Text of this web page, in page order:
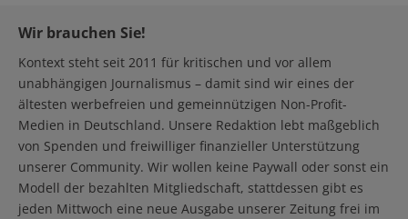
Wir brauchen Sie!
Kontext steht seit 2011 für kritischen und vor allem
unabhängigen Journalismus – damit sind wir eines der
ältesten werbefreien und gemeinnützigen Non-Profit-
Medien in Deutschland. Unsere Redaktion lebt maßgeblich
von Spenden und freiwilliger finanzieller Unterstützung
unserer Community. Wir wollen keine Paywall oder sonst ein
Modell der bezahlten Mitgliedschaft, stattdessen gibt es
jeden Mittwoch eine neue Ausgabe unserer Zeitung frei im